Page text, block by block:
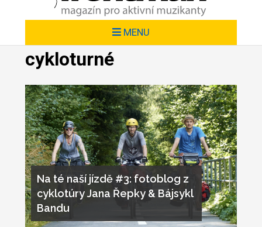
MENU
cykloturné
Na té naší jízdě #3: fotoblog z
cyklotúry Jana Řepky & Bájsykl
Bandu